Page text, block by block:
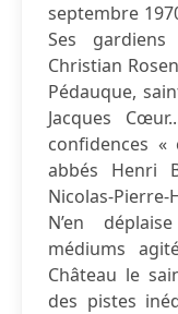
septembre
Ses
Christian
Pédauque,
Jacques
confidences «
abbés Henri
Nicolas-
N’en
médiums
Château le
des pistes